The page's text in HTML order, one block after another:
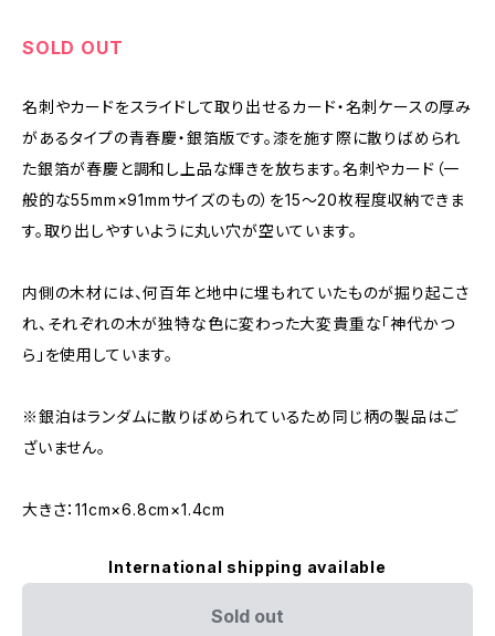
SOLD OUT
名刺やカードをスライドして取り出せるカード・名刺ケースの厚み
があるタイプの青春慶・銀箔版です。漆を施す際に散りばめられ
た銀箔が春慶と調和し上品な輝きを放ちます。名刺やカード（一
般的な55mm×91mmサイズのもの）を15〜20枚程度収納できま
す。取り出しやすいように丸い穴が空いています。
内側の木材には、何百年と地中に埋もれていたものが掘り起こさ
れ、それぞれの木が独特な色に変わった大変貴重な「神代かつ
ら」を使用しています。
※銀泊はランダムに散りばめられているため同じ柄の製品はご
ざいません。
大きさ：11cm×6.8cm×1.4cm
International shipping available
Sold out